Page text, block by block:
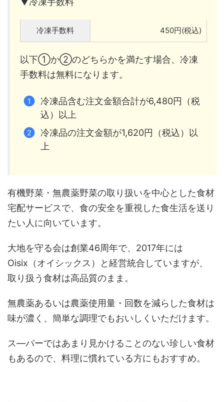
冷凍手数料 450円(税込)
以下①か②のどちらかを満たす場合、冷凍
手数料は無料になります。
冷凍品含む注文金額合計が6,480円（税
込）以上
冷凍品の注文金額が1,620円（税込）以
上
有機野菜・無農薬野菜の取り扱いを中心とした食材
宅配サービスで、食の安全を重視した食生活を送り
たい人に向いています。
大地を守る会は創業46周年で、2017年には
Oisix（オイシックス）と経営統合していますが、
取り扱う食材は高品質のまま。
無農薬あるいは農薬使用量・回数を減らした食材は
味が濃く、簡単な調理でもおいしくいただけます。
ス―パーではあまり見かけることのない珍しい食材
もあるので、料理に慣れている方にもおすすめ。